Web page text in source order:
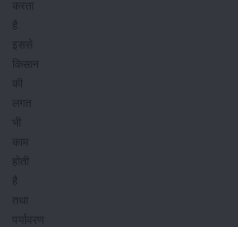
करता
है.
इससे
किसान
की
लगत
भी
काम
होती
है
तथा
पर्यावरण